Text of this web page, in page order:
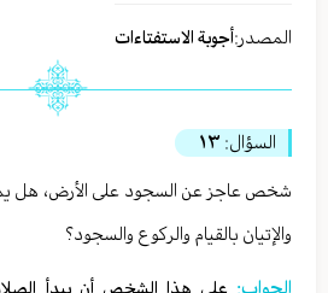
المصدر:أجوبة الاستفتاءات
السؤال: ١٣
شخص عاجز عن السجود على الأرض، هل
والإتيان بالقيام والركوع والسجود؟
الجواب: على هذا الشخص أن يبدأ